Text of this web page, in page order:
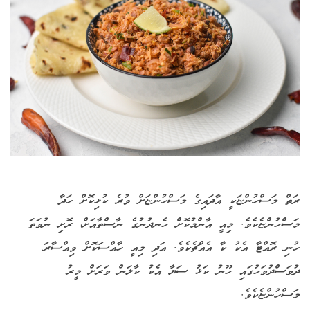
ރަތް މަސްހުންޏަކީ އާދައިގެ މަސްހުންޏަށް ވުރެ ކުޅިކޮށް ހަދާ
މަސްހުންޏެކެވެ. މިއީ އާންމުކޮށް ހެނދުނުގެ ނާސްތާއަށް، ރޮށި ނުވަތަ
ހުނި ރޮއްޓާ އެކު ކާ އެއްޗެކެވެ. އަދި މިއީ ހާއްސަކޮށް ވިއްސާރަ
ދުވަސްދުވަހުގައި ހޫނު ކަޅު ސަޔާ އެކު ކާލަން ވަރަށް މީރު
މަސްހުންޏެކެވެ.